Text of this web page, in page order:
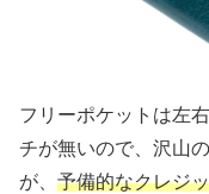
フリーポケットは左
チが無いので、沢山
が、 予備的なクレジ